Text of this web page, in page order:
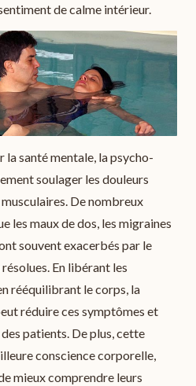
de calme intérieur.
la santé mentale, la psycho-
soulager les douleurs
De nombreux
les maux de dos, les migraines
souvent exacerbés par le
En libérant les
rééquilibrant le corps, la
réduire ces symptômes et
patients. De plus, cette
conscience corporelle,
mieux comprendre leurs